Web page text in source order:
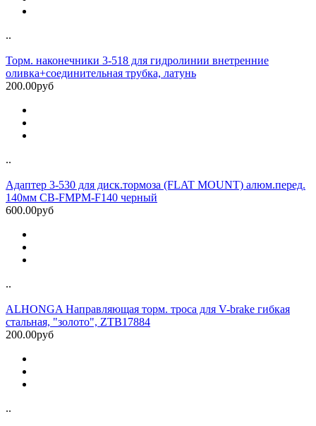
..
Торм. наконечники 3-518 для гидролинии внетренние
оливка+соединительная трубка, латунь
200.00руб
..
Адаптер 3-530 для диск.тормоза (FLAT MOUNT) алюм.перед.
140мм CB-FMPM-F140 черный
600.00руб
..
ALHONGA Направляющая торм. троса для V-brake гибкая
стальная, "золото", ZTB17884
200.00руб
..